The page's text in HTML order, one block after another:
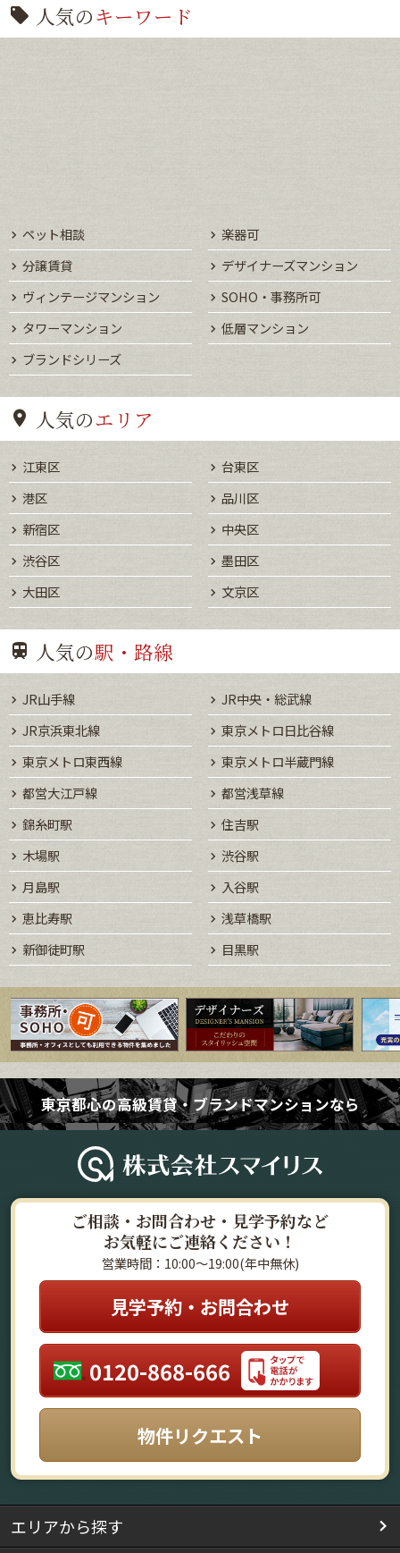
人気のキーワード
ペット相談
楽器可
分譲賃貸
デザイナーズマンション
ヴィンテージマンション
SOHO・事務所可
タワーマンション
低層マンション
ブランドシリーズ
人気のエリア
江東区
台東区
港区
品川区
新宿区
中央区
渋谷区
墨田区
大田区
文京区
人気の駅・路線
JR山手線
JR中央・総武線
JR京浜東北線
東京メトロ日比谷線
東京メトロ東西線
東京メトロ半蔵門線
都営大江戸線
都営浅草線
錦糸町駅
住吉駅
木場駅
渋谷駅
月島駅
入谷駅
恵比寿駅
浅草橋駅
新御徒町駅
目黒駅
東京都心の高級賃貸・ブランドマンションなら
ご相談・お問合わせ・見学予約など
お気軽にご連絡ください！
営業時間：10:00～19:00(年中無休)
見学予約・お問合わせ
0120-868-666
物件リクエスト
エリアから探す